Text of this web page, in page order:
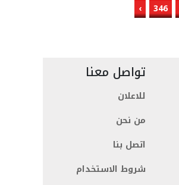
346
›
تواصل معنا
للاعلان
من نحن
اتصل بنا
شروط الاستخدام